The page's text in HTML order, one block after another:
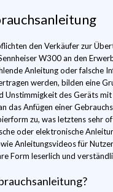
den Verkäufer zur
W300 an den
Anleitung oder falsche
werden, bilden eine
Unstimmigkeit des Geräts
das Anfügen einer
zu, was letztens sehr
oder elektronische
Anleitungsvideos für
Form leserlich und